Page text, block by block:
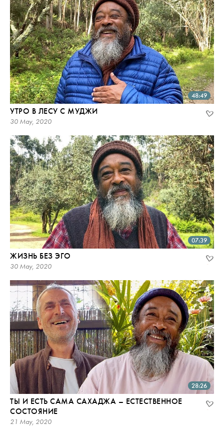
48:49
УТРО В ЛЕСУ С МУДЖИ
30 May, 2020
07:39
ЖИЗНЬ БЕЗ ЭГО
30 May, 2020
28:26
ТЫ И ЕСТЬ САМА САХАДЖА – ЕСТЕСТВЕННОЕ
СОСТОЯНИЕ
21 May, 2020